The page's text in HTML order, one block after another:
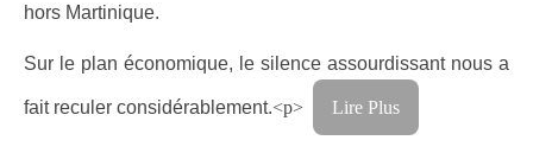
hors Martinique.
Sur le plan économique, le silence assourdissant nous a
fait reculer considérablement.<p> Lire Plus